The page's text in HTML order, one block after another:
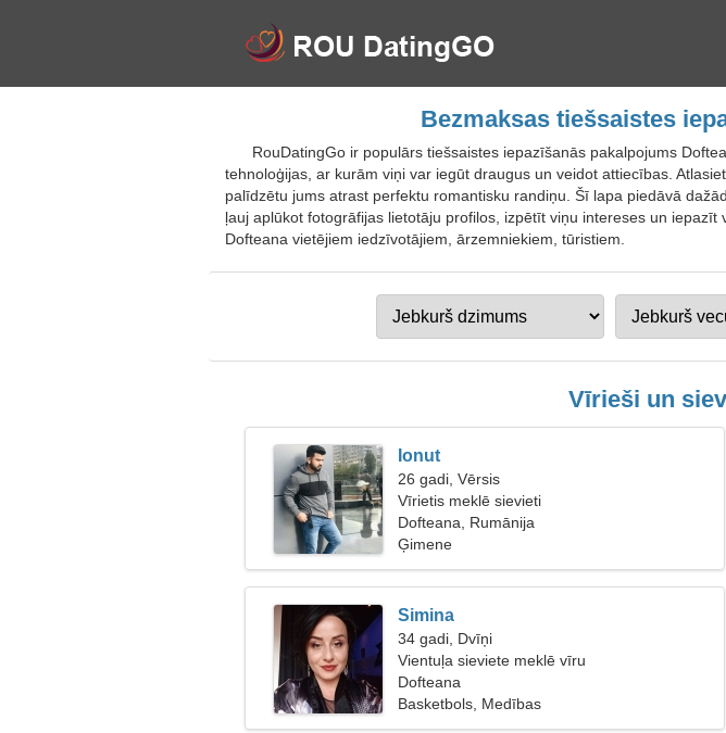
Bezmaksas tiešsaistes
RouDatingGo ir populārs tiešsaistes iepazīšanās pakalpojums
tehnoloģijas, ar kurām viņi var iegūt draugus un veidot attiecības.
palīdzētu jums atrast perfektu romantisku randiņu. Šī lapa piedāvā
ļauj aplūkot fotogrāfijas lietotāju profilos, izpētīt viņu intereses un
Dofteana vietējiem iedzīvotājiem, ārzemniekiem, tūristiem.
Vīrieši un
Ionut
26 gadi, Vērsis
Vīrietis meklē sievieti
Dofteana, Rumānija
Ģimene
Simina
34 gadi, Dvīņi
Vientuļa sieviete meklē vīru
Dofteana
Basketbols, Medības